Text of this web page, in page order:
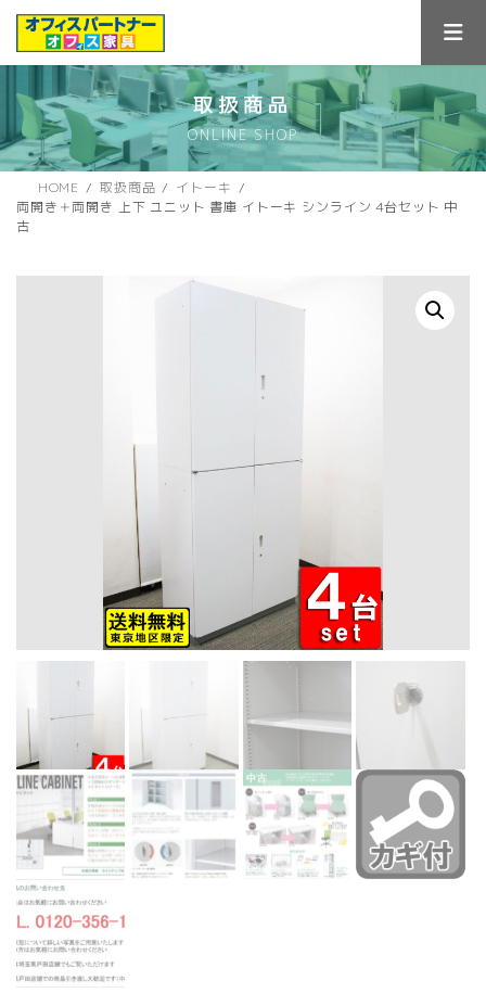
ス
キ
ン
に
取扱商品
ONLINE SHOP
HOME 取扱商品
イトーキ
両開き＋両開き 上下 ユニット 書庫 イトーキ シンライン 4台セット 中
古